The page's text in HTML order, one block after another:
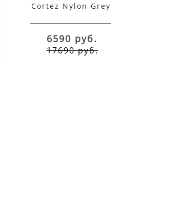
Cortez Nylon Grey
6590 руб.
17690 руб.